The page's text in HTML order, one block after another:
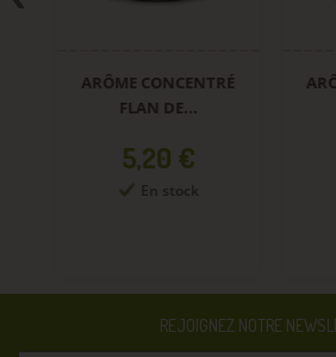
ARÔME CONCENTRÉ
FLAN DE...
Prix
5,20 €
En stock
REJOIGNEZ NOTRE